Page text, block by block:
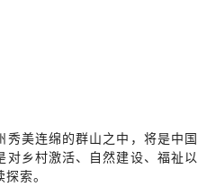
美连绵的群山之中，将是中国
对乡村激活、自然建设、福祉以
索。